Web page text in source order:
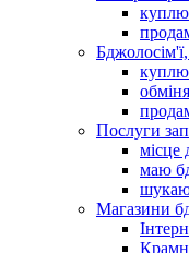
куплю
куплю
Послуги
місце
маю
Магазини